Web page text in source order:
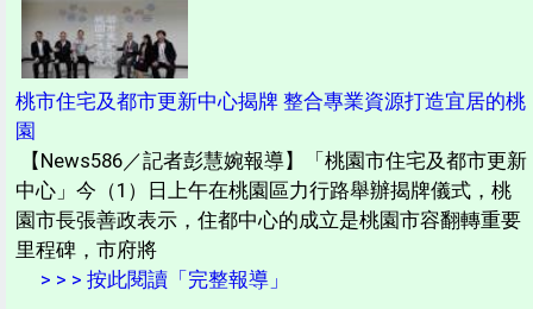
桃市住宅及都市更新中心揭牌 整合專業資源打造宜居的桃
園
【News586／記者彭慧婉報導】「桃園市住宅及都市更新
中心」今（1）日上午在桃園區力行路舉辦揭牌儀式，桃
園市長張善政表示，住都中心的成立是桃園市容翻轉重要
里程碑，市府將
> > > 按此閱讀「完整報導」